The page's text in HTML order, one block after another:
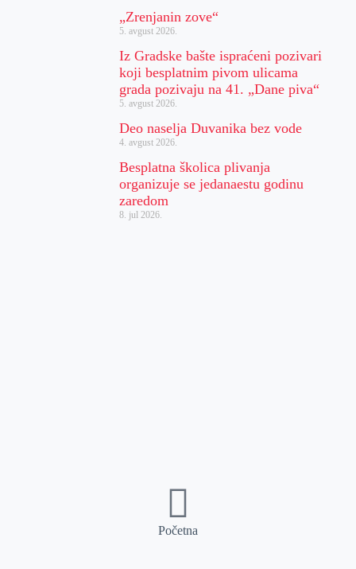
„Zrenjanin zove“
5. avgust 2026.
Iz Gradske bašte ispraćeni pozivari
koji besplatnim pivom ulicama
grada pozivaju na 41. „Dane piva“
5. avgust 2026.
Deo naselja Duvanika bez vode
4. avgust 2026.
Besplatna školica plivanja
organizuje se jedanaestu godinu
zaredom
8. jul 2026.
Početna